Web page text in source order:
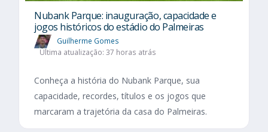
Nubank Parque: inauguração, capacidade e
jogos históricos do estádio do Palmeiras
Guilherme Gomes
Última atualização: 37 horas atrás
Conheça a história do Nubank Parque, sua
capacidade, recordes, títulos e os jogos que
marcaram a trajetória da casa do Palmeiras.